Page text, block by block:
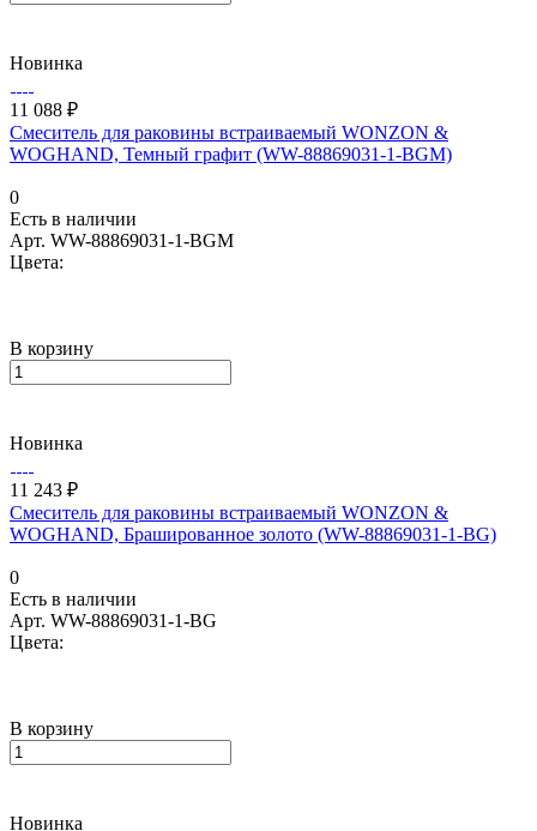
Новинка
11 088 ₽
Смеситель для раковины встраиваемый WONZON &
WOGHAND, Темный графит (WW-88869031-1-BGM)
0
Есть в наличии
Арт. WW-88869031-1-BGM
Цвета:
В корзину
Новинка
11 243 ₽
Смеситель для раковины встраиваемый WONZON &
WOGHAND, Брашированное золото (WW-88869031-1-BG)
0
Есть в наличии
Арт. WW-88869031-1-BG
Цвета:
В корзину
Новинка